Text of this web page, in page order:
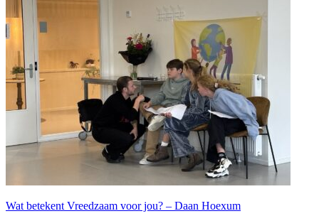
Wat betekent Vreedzaam voor jou? – Daan Hoexum